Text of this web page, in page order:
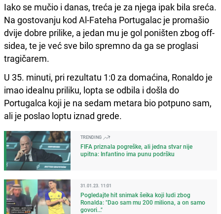
Iako se mučio i danas, treća je za njega ipak bila sreća.
Na gostovanju kod Al-Fateha Portugalac je promašio
dvije dobre prilike, a jedan mu je gol poništen zbog off-
sidea, te je već sve bilo spremno da ga se proglasi
tragičarem.
U 35. minuti, pri rezultatu 1:0 za domaćina, Ronaldo je
imao idealnu priliku, lopta se odbila i došla do
Portugalca koji je na sedam metara bio potpuno sam,
ali je poslao loptu iznad grede.
TRENDING
FIFA priznala pogreške, ali jedna stvar nije
upitna: Infantino ima punu podršku
31.01.23. 11:01
Pogledajte hit snimak šeika koji ludi zbog
Ronalda: "Dao sam mu 200 miliona, a on samo
govori..."